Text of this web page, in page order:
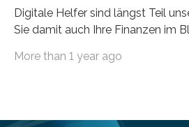
Digitale Helfer sind längst Teil
Sie damit auch Ihre Finanzen im
die genau das ermöglichen: Sie
More than 1 year ago